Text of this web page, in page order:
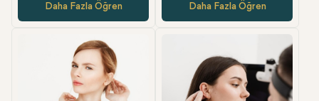
Daha Fazla Öğren Daha Fazla Öğren